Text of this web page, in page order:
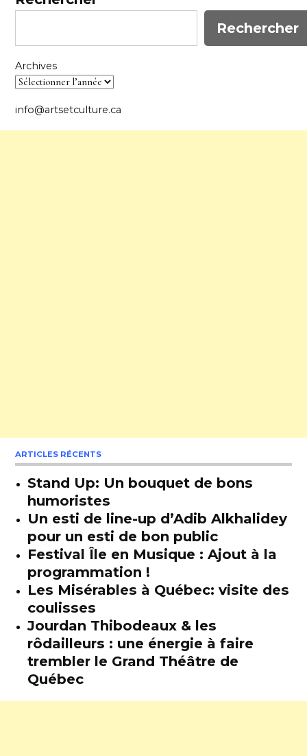
Rechercher
Archives
info@artsetculture.ca
ARTICLES RÉCENTS
Stand Up: Un bouquet de bons
humoristes
Un esti de line-up d’Adib Alkhalidey
pour un esti de bon public
Festival Île en Musique : Ajout à la
programmation !
Les Misérables à Québec: visite des
coulisses
Jourdan Thibodeaux & les
rôdailleurs : une énergie à faire
trembler le Grand Théâtre de
Québec